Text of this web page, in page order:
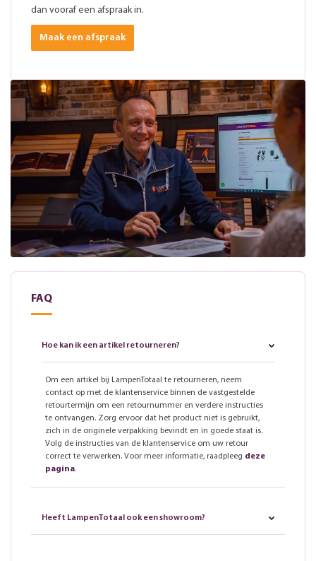
dan vooraf een afspraak in.
Maak een afspraak
FAQ
Hoe kan ik een artikel retourneren?
Om een artikel bij LampenTotaal te retourneren, neem
contact op met de klantenservice binnen de vastgestelde
retourtermijn om een retournummer en verdere instructies
te ontvangen. Zorg ervoor dat het product niet is gebruikt,
zich in de originele verpakking bevindt en in goede staat is.
Volg de instructies van de klantenservice om uw retour
correct te verwerken. Voor meer informatie, raadpleeg deze
pagina.
Heeft LampenTotaal ook een showroom?